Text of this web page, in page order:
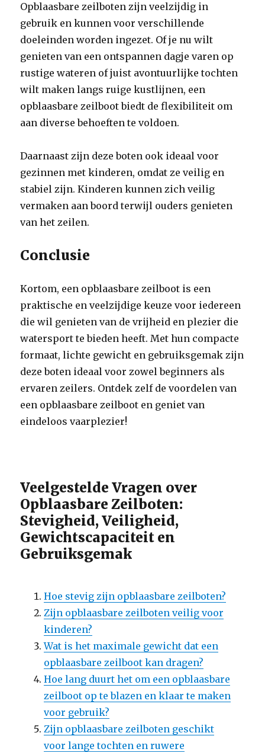
Opblaasbare zeilboten zijn veelzijdig in
gebruik en kunnen voor verschillende
doeleinden worden ingezet. Of je nu wilt
genieten van een ontspannen dagje varen op
rustige wateren of juist avontuurlijke tochten
wilt maken langs ruige kustlijnen, een
opblaasbare zeilboot biedt de flexibiliteit om
aan diverse behoeften te voldoen.
Daarnaast zijn deze boten ook ideaal voor
gezinnen met kinderen, omdat ze veilig en
stabiel zijn. Kinderen kunnen zich veilig
vermaken aan boord terwijl ouders genieten
van het zeilen.
Conclusie
Kortom, een opblaasbare zeilboot is een
praktische en veelzijdige keuze voor iedereen
die wil genieten van de vrijheid en plezier die
watersport te bieden heeft. Met hun compacte
formaat, lichte gewicht en gebruiksgemak zijn
deze boten ideaal voor zowel beginners als
ervaren zeilers. Ontdek zelf de voordelen van
een opblaasbare zeilboot en geniet van
eindeloos vaarplezier!
Veelgestelde Vragen over
Opblaasbare Zeilboten:
Stevigheid, Veiligheid,
Gewichtscapaciteit en
Gebruiksgemak
Hoe stevig zijn opblaasbare zeilboten?
Zijn opblaasbare zeilboten veilig voor
kinderen?
Wat is het maximale gewicht dat een
opblaasbare zeilboot kan dragen?
Hoe lang duurt het om een opblaasbare
zeilboot op te blazen en klaar te maken
voor gebruik?
Zijn opblaasbare zeilboten geschikt
voor lange tochten en ruwere